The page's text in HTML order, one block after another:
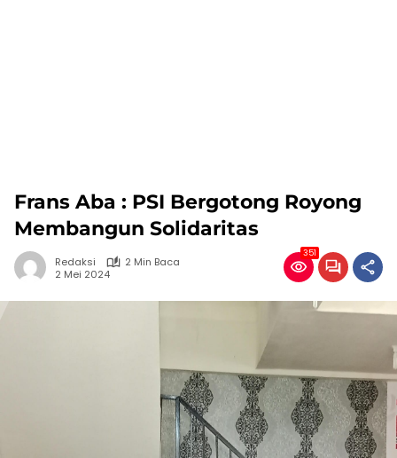
Frans Aba : PSI Bergotong Royong
Membangun Solidaritas
Redaksi
2 Min Baca
2 Mei 2024
351